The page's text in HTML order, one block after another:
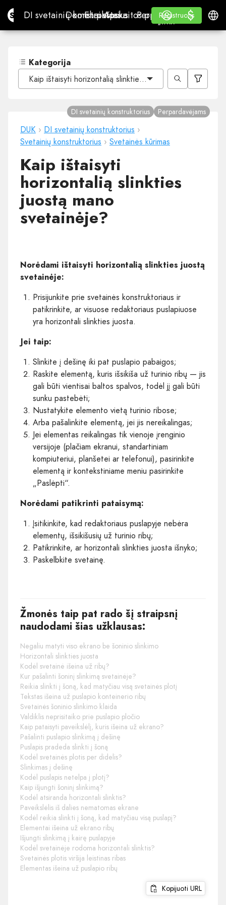
Site.proDI svetainių konstruktorius
DI svetainių konstruktorius
Domenai
DomenaiEl. paštas
El. paštasApskaitos programa
Apskaitos programa
Perpardavėjams
„WHITE LABEL“
Mokymasis
Mokymasis
Registruotis
Registruotis
Prisijungti
$
$
Kategorija
Kaip ištaisyti horizontalią slinkties juostą mano
DUK › DI svetainių konstruktorius ›
Svetainių konstruktorius › Svetainės kūrimas
DI svetainių konstruktorius Perpardavėjams
Kaip ištaisyti
horizontalią slinkties
juostą mano
svetainėje?
Norėdami ištaisyti horizontalią slinkties juostą
svetainėje:
Prisijunkite prie svetainės konstruktoriaus ir
patikrinkite, ar visuose redaktoriaus puslapiuose
yra horizontali slinkties juosta.
Jei taip:
Slinkite į dešinę iki pat puslapio pabaigos;
Raskite elementą, kuris išsikiša už turinio ribų — jis
gali būti vientisai baltos spalvos, todėl jį gali būti
sunku pastebėti;
Nustatykite elemento vietą turinio ribose;
Arba pašalinkite elementą, jei jis nereikalingas;
Jei elementas reikalingas tik vienoje įrenginio
versijoje (plačiam ekranui, standartiniam
kompiuteriui, planšetei ar telefonui), pasirinkite
elementą ir kontekstiniame meniu pasirinkite
„Paslėpti“.
Norėdami patikrinti pataisymą:
Įsitikinkite, kad redaktoriaus puslapyje nebėra
elementų, išsikišusių už turinio ribų;
Patikrinkite, ar horizontali slinkties juosta išnyko;
Paskelbkite svetainę.
Žmonės taip pat rado šį straipsnį
naudodami šias užklausas:
Negaliu matyti viso ekrano be šoninio slinkimo
Horizontali slinkties juosta
Kodėl svetainė išeina už ribų?
Kur pašalinti šoninį slinkimą svetainėje?
Reikia slinkti į šoną, kad matyčiau visą svetainės plotį
Tekstas išeina už puslapio konteinerio ribų
Svetainės šoninio slinkimo klaida
Valdiklis neprisitaiko prie puslapio pločio
Kaip pataisyti paveikslėlį, kuris išeina už ekrano?
Pašalinti puslapio slinkimą į dešinę
Puslapis pradeda slinkti į šoną
Kodėl svetainės plotis per didelis?
Slinkimas į dešinę
Kodėl puslapis netelpa į plotį?
Kaip išjungti šoninį slinkimą?
Kodėl atsiranda horizontali slinktis?
Paveikslėlis iš dalies nematomas ekrane
Kodėl reikia slinkti į šoną, kad matyčiau visą puslapį?
Elementai išeina už ekrano ribų
Išjungti slinkimą į kairę puslapyje
Kodėl svetainėje rodoma horizontali slinktis?
Svetainės plotis viršija leistinas ribas
Elementas išeina už puslapio ribų
Kopijuoti URL